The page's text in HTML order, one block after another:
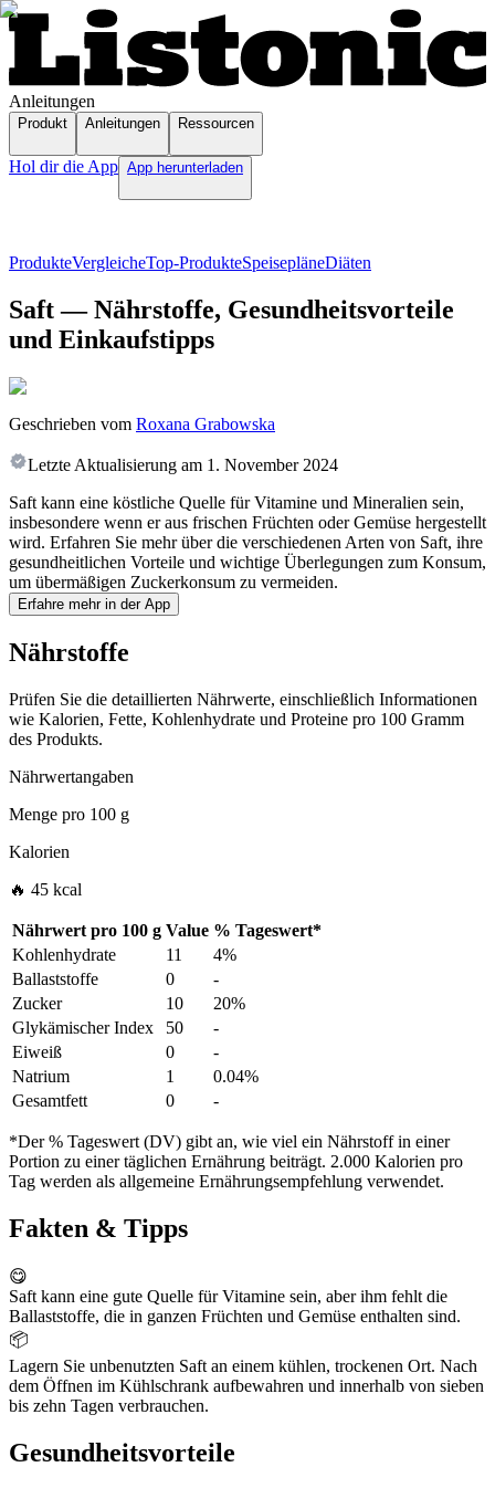
Anleitungen
Produkt Anleitungen Ressourcen
Hol dir die App App herunterladen
ProdukteVergleicheTop-ProdukteSpeisepläneDiäten
Saft — Nährstoffe, Gesundheitsvorteile
und Einkaufstipps
Geschrieben vom Roxana Grabowska
Letzte Aktualisierung am 1. November 2024
Saft kann eine köstliche Quelle für Vitamine und Mineralien sein,
insbesondere wenn er aus frischen Früchten oder Gemüse hergestellt
wird. Erfahren Sie mehr über die verschiedenen Arten von Saft, ihre
gesundheitlichen Vorteile und wichtige Überlegungen zum Konsum,
um übermäßigen Zuckerkonsum zu vermeiden.
Erfahre mehr in der App
Nährstoffe
Prüfen Sie die detaillierten Nährwerte, einschließlich Informationen
wie Kalorien, Fette, Kohlenhydrate und Proteine pro 100 Gramm
des Produkts.
Nährwertangaben
Menge pro 100 g
Kalorien
🔥 45 kcal
Nährwert pro 100 g Value % Tageswert*
Kohlenhydrate
11
4%
Ballaststoffe
0
-
Zucker
10
20%
Glykämischer Index
50
-
Eiweiß
0
-
Natrium
1
0.04%
Gesamtfett
0 -
*Der % Tageswert (DV) gibt an, wie viel ein Nährstoff in einer
Portion zu einer täglichen Ernährung beiträgt. 2.000 Kalorien pro
Tag werden als allgemeine Ernährungsempfehlung verwendet.
Fakten & Tipps
😋
Saft kann eine gute Quelle für Vitamine sein, aber ihm fehlt die
Ballaststoffe, die in ganzen Früchten und Gemüse enthalten sind.
📦
Lagern Sie unbenutzten Saft an einem kühlen, trockenen Ort. Nach
dem Öffnen im Kühlschrank aufbewahren und innerhalb von sieben
bis zehn Tagen verbrauchen.
Gesundheitsvorteile